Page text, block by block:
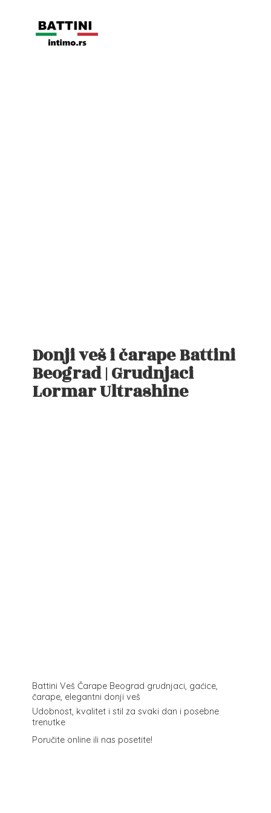
Donji veš i čarape Battini
Beograd | Grudnjaci
Lormar Ultrashine
Battini Veš Čarape Beograd grudnjaci, gaćice,
čarape, elegantni donji veš
Udobnost, kvalitet i stil za svaki dan i posebne
trenutke
Poručite online ili nas posetite!